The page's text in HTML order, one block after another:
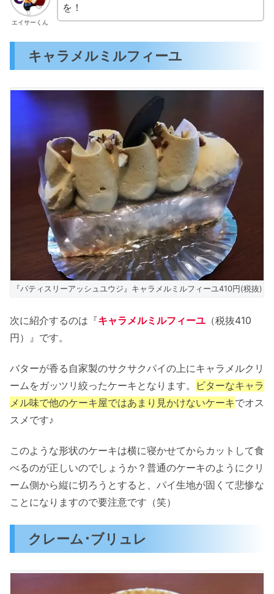
エイサーくん
を！
キャラメルミルフィーユ
『パティスリーアッシュユウジ』キャラメルミルフィーユ410円(税抜)
次に紹介するのは『キャラメルミルフィーユ （税抜410
円）』です。
バターが香る自家製のサクサクパイの上にキャラメルクリ
ームをガッツリ絞ったケーキとなります。
ビターなキャラ
メル味で他のケーキ屋ではあまり見かけないケーキでオス
スメです♪
このような形状のケーキは横に寝かせてからカットして食
べるのが正しいのでしょうか？普通のケーキのようにクリ
ーム側から縦に切ろうとすると、パイ生地が固くて悲惨な
ことになりますので要注意です（笑）
クレーム･ブリュレ